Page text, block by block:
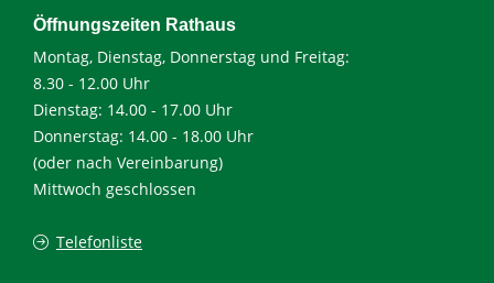
Öffnungszeiten Rathaus
Montag, Dienstag, Donnerstag und Freitag:
8.30 - 12.00 Uhr
Dienstag: 14.00 - 17.00 Uhr
Donnerstag: 14.00 - 18.00 Uhr
(oder nach Vereinbarung)
Mittwoch geschlossen
Telefonliste